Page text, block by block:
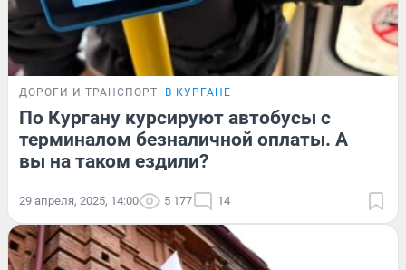
ДОРОГИ И ТРАНСПОРТ В КУРГАНЕ
По Кургану курсируют автобусы с
терминалом безналичной оплаты. А
вы на таком ездили?
29 апреля, 2025, 14:00 5 177 14